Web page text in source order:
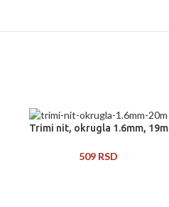
Trimi nit, okrugla 1.6mm, 19m
509 RSD